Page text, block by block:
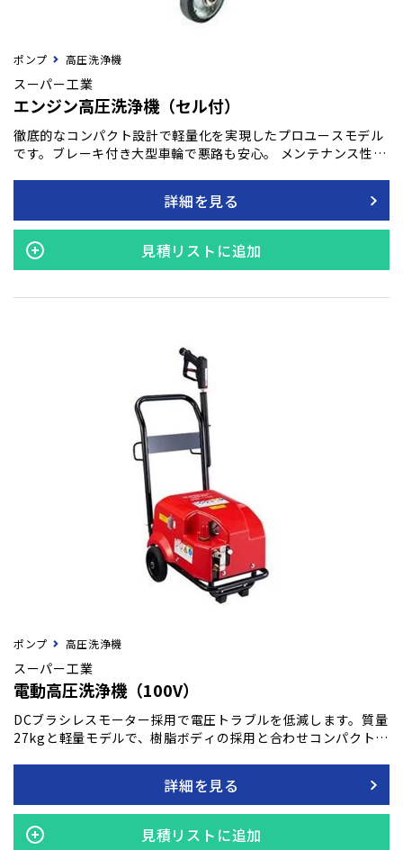
ポンプ 高圧洗浄機
スーパー工業
エンジン高圧洗浄機（セル付）
徹底的なコンパクト設計で軽量化を実現したプロユースモデル
です。ブレーキ付き大型車輪で悪路も安心。 メンテナンス性を
エンジンを搭載。 高い信頼と品質と共に、アフターメンテナン
スも安心です。
詳細を見る
見積リストに追加
ポンプ 高圧洗浄機
スーパー工業
電動高圧洗浄機（100V）
DCブラシレスモーター採用で電圧トラブルを低減します。質量
27kgと軽量モデルで、樹脂ボディの採用と合わせコンパクトボ
詳細を見る
見積リストに追加